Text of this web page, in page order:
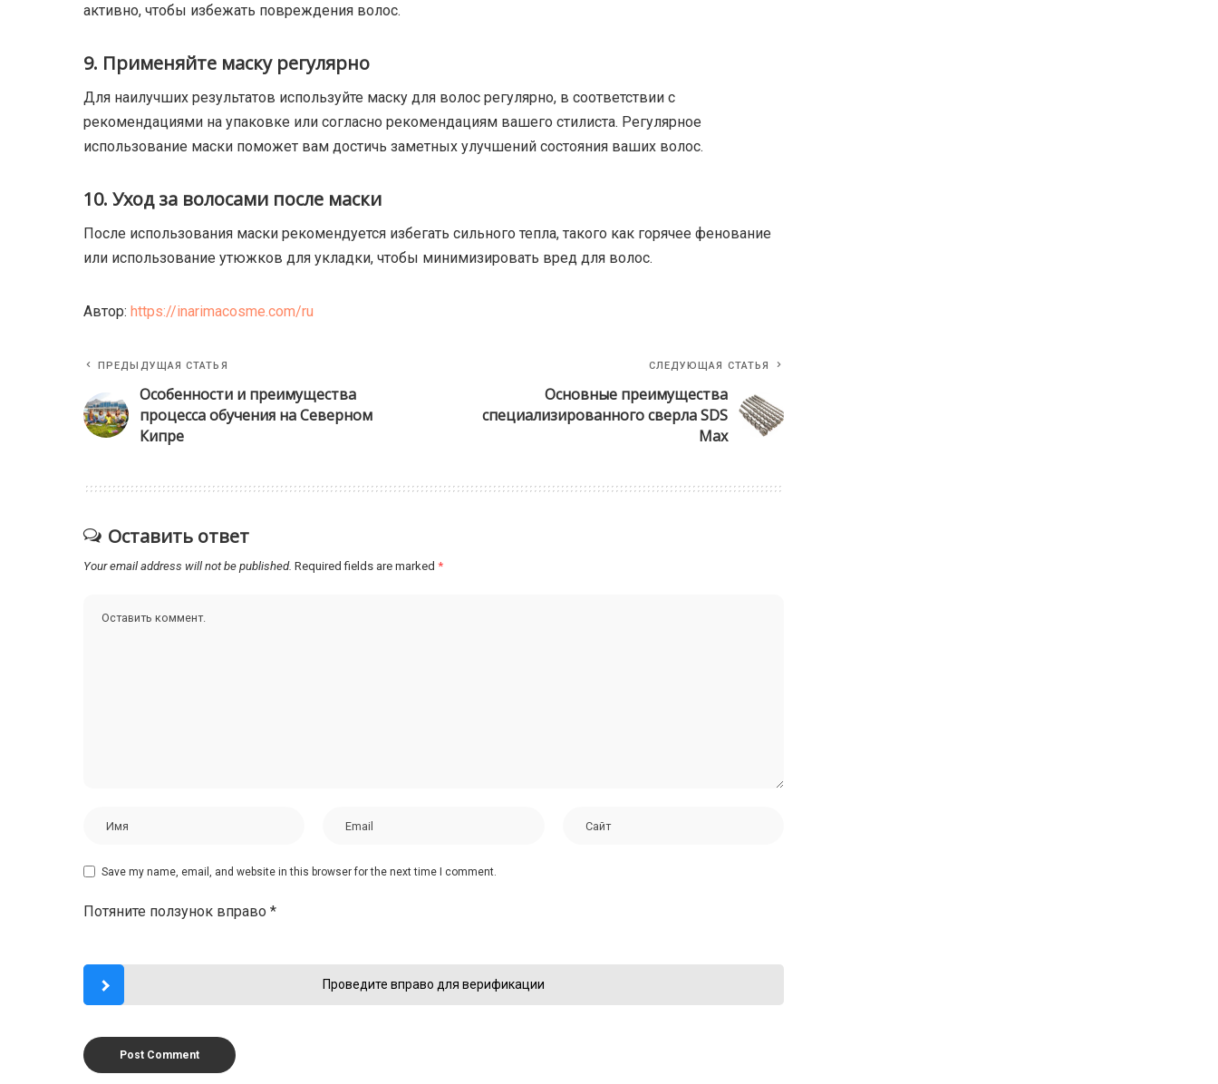
активно, чтобы избежать повреждения волос.
9. Применяйте маску регулярно
Для наилучших результатов используйте маску для волос регулярно, в соответствии с
рекомендациями на упаковке или согласно рекомендациям вашего стилиста. Регулярное
использование маски поможет вам достичь заметных улучшений состояния ваших волос.
10. Уход за волосами после маски
После использования маски рекомендуется избегать сильного тепла, такого как горячее фенование
или использование утюжков для укладки, чтобы минимизировать вред для волос.
Автор: https://inarimacosme.com/ru
ПРЕДЫДУЩАЯ СТАТЬЯ
Особенности и преимущества
процесса обучения на Северном
Кипре
СЛЕДУЮЩАЯ СТАТЬЯ
Основные преимущества
специализированного сверла SDS
Max
Оставить ответ
Your email address will not be published. Required fields are marked *
Save my name, email, and website in this browser for the next time I comment.
Потяните ползунок вправо *
Проведите вправо для верификации